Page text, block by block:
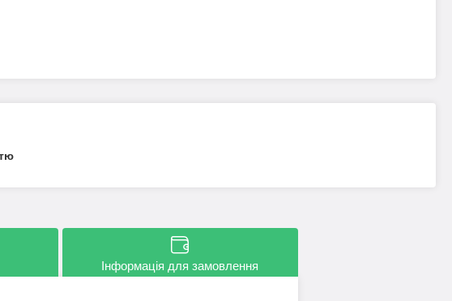
Інформація для замовлення